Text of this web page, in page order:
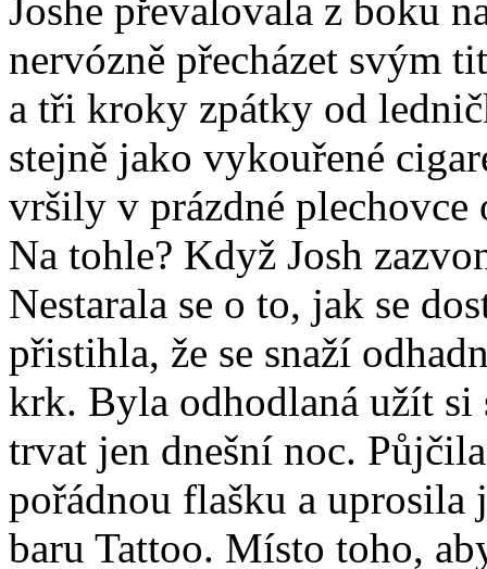
Joshe převalovala z boku
nervózně přecházet svým
a tři kroky zpátky od
stejně jako vykouřené
vršily v prázdné plechovce
Na tohle? Když Josh
Nestarala se o to, jak se
přistihla, že se snaží
krk. Byla odhodlaná užít si
trvat jen dnešní noc.
pořádnou flašku a uprosila
baru Tattoo. Místo toho,